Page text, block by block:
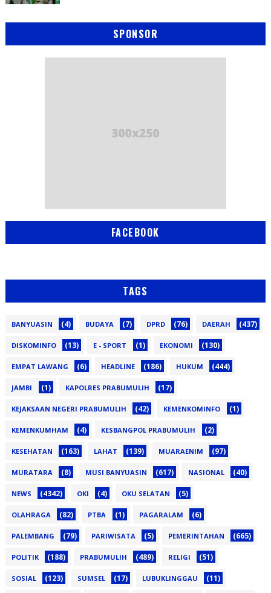
SPONSOR
FACEBOOK
TAGS
BANYUASIN (4) BUDAYA (7) DPRD (76) DAERAH (437)
DISKOMINFO (13) E - SPORT (1) EKONOMI (130)
EMPAT LAWANG (6) HEADLINE (186) HUKUM (444)
JAMBI (1) KAPOLRES PRABUMULIH (17)
KEJAKSAAN NEGERI PRABUMULIH (42) KEMENKOMINFO (1)
KEMENKUMHAM (4) KESBANGPOL PRABUMULIH (2)
KESEHATAN (163) LAHAT (139) MUARAENIM (97)
MURATARA (8) MUSI BANYUASIN (617) NASIONAL (40)
NEWS (4342) OKI (4) OKU SELATAN (5)
OLAHRAGA (82) PTBA (1) PAGARALAM (6)
PALEMBANG (79) PARIWISATA (5) PEMERINTAHAN (665)
POLITIK (188) PRABUMULIH (489) RELIGI (51)
SOSIAL (123) SUMSEL (17) LUBUKLINGGAU (11)